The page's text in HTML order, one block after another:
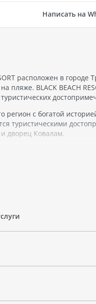
Написать на
расположен в
пляже. BLACK BEACH
регион с богатой
туристическими
дворец Ковалам.
роскошные
могут наслаждаться
серфинг и
города, что делает его
для любителей